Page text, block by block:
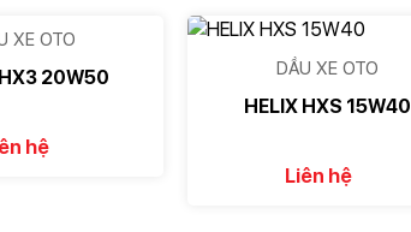
XE OTO
20W50
hệ
DẦU XE OTO
HELIX HXS 15W40
Liên hệ